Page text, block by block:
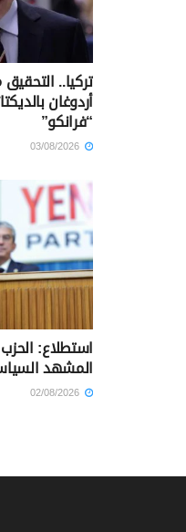
تركيا..
أردوغان
“فرانكو”
استطلاع:
المشهد